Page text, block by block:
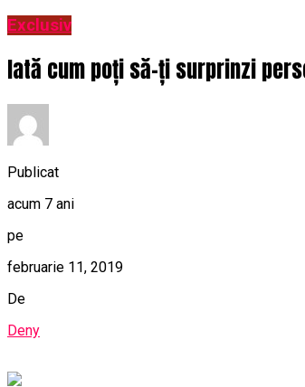
Exclusiv
Iată cum poți să-ți surprinzi
Publicat
acum 7 ani
pe
februarie 11, 2019
De
Deny